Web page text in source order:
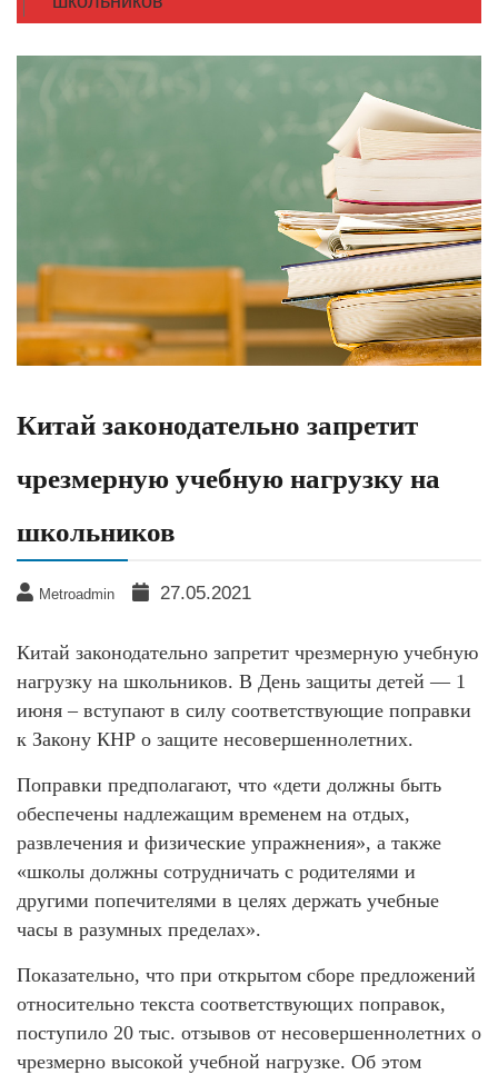
Китай законодательно запретит
чрезмерную учебную нагрузку на
школьников
Metroadmin 27.05.2021
Китай законодательно запретит чрезмерную учебную
нагрузку на школьников. В День защиты детей — 1
июня – вступают в силу соответствующие поправки
к Закону КНР о защите несовершеннолетних.
Поправки предполагают, что «дети должны быть
обеспечены надлежащим временем на отдых,
развлечения и физические упражнения», а также
«школы должны сотрудничать с родителями и
другими попечителями в целях держать учебные
часы в разумных пределах».
Показательно, что при открытом сборе предложений
относительно текста соответствующих поправок,
поступило 20 тыс. отзывов от несовершеннолетних о
чрезмерно высокой учебной нагрузке. Об этом